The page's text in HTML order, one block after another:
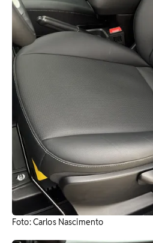
Foto: Carlos Nascimento